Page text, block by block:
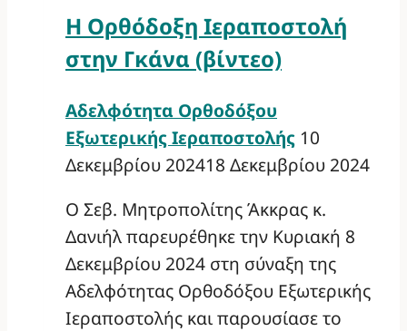
Η Ορθόδοξη Ιεραποστολή
στην Γκάνα (βίντεο)
Αδελφότητα Ορθοδόξου
Εξωτερικής Ιεραποστολής 10
Δεκεμβρίου 202418 Δεκεμβρίου 2024
Ο Σεβ. Μητροπολίτης Άκκρας κ.
Δανιήλ παρευρέθηκε την Κυριακή 8
Δεκεμβρίου 2024 στη σύναξη της
Αδελφότητας Ορθοδόξου Εξωτερικής
Ιεραποστολής και παρουσίασε το